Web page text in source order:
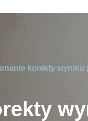
korekty wyniku